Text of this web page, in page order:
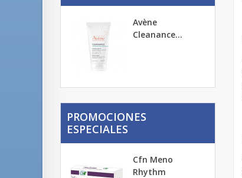
Avène
Cleanance...
PROMOCIONES
ESPECIALES
Cfn Meno
Rhythm